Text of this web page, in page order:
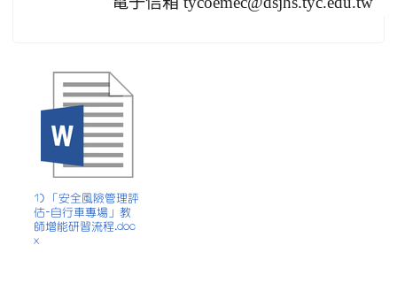
1) 「安全風險管理評
估-自行車專場」教
師增能研習流程.doc
x